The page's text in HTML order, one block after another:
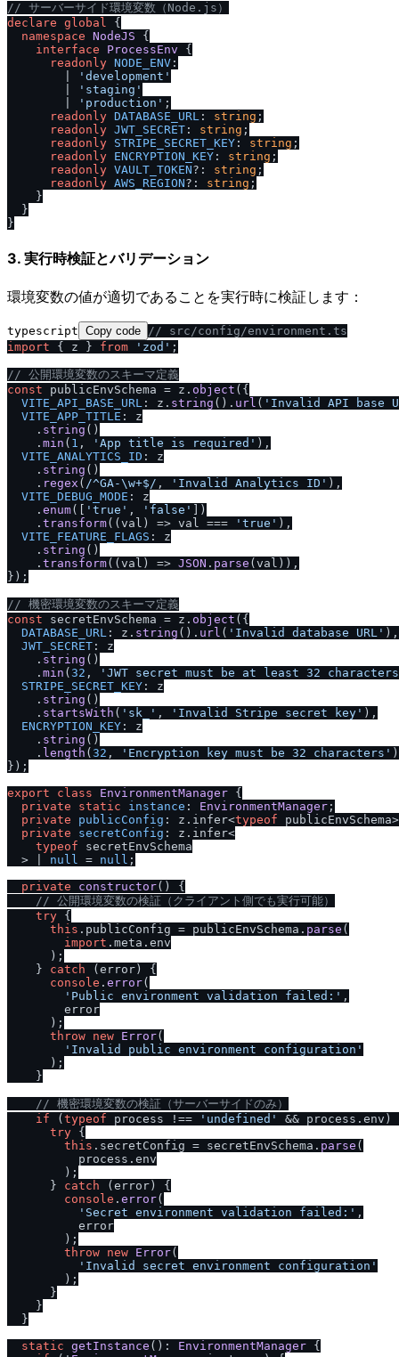
// サーバーサイド環境変数（Node.js）
declare global {
namespace NodeJS {
interface
ProcessEnv {
readonly NODE_ENV :
'development'
'staging'
'production' ;
readonly DATABASE_URL : string ;
readonly JWT_SECRET : string ;
readonly STRIPE_SECRET_KEY : string ;
readonly ENCRYPTION_KEY : string ;
readonly VAULT_TOKEN?: string ;
readonly AWS_REGION?: string ;
    }
  }
3. 実行時検証とバリデーション
環境変数の値が適切であることを実行時に検証します：
typescript Copy code / / src /config /environment.ts
import { z } from 'zod' ;
/ / 公開環境変数のスキーマ定義
const publicEnvSchema = z. object ({
VITE_API_BASE_URL : z. string (). url ( 'Invalid API base
VITE_APP_TITLE : z
    .
string ()
    .
min ( 1 , 'App title is required' ),
VITE_ANALYTICS_ID : z
    .
string ()
    .
regex ( /^GA-\w+$ / , 'Invalid Analytics ID' ),
VITE_DEBUG_MODE : z
    .
enum([ 'true' , 'false'
])
    .
transform( ( val ) => val === 'true' ),
VITE_FEATURE_FLAGS : z
    .
string ()
    .
transform( ( val ) => JSON . parse (val)),
});
/ / 機密環境変数のスキーマ定義
const secretEnvSchema = z. object ({
DATABASE_URL : z. string (). url ( 'Invalid database URL' ),
JWT_SECRET : z
    .
string ()
    .
min ( 32 ,
'JWT secret must be at least 32
STRIPE_SECRET_KEY : z
    .
string ()
    .
startsWith ( 'sk_' , 'Invalid Stripe secret key' ),
ENCRYPTION_KEY : z
    .
string ()
    .
length ( 32 , 'Encryption key must be 32 characters'
});
export
class EnvironmentManager {
private
static instance : EnvironmentManager ;
private
publicConfig : z. infer<typeof
private
secretConfig : z. infer<
typeof secretEnvSchema
  > |
null = null ;
private
constructor( ) {
/ / 公開環境変数の検証（クライアント側でも実行可能）
try {
this . publicConfig = publicEnvSchema. parse (
import . meta . env
      );
    }
catch (error) {
console . error(
'Public environment validation failed:' ,
        error
      );
throw new Error(
'Invalid public environment configuration'
      );
    }
/ / 機密環境変数の検証（サーバーサイドのみ）
if ( typeof process !== 'undefined' && process. env )
try {
this . secretConfig = secretEnvSchema. parse (
          process.
env
        );
      }
catch (error) {
console . error(
'Secret environment validation failed:' ,
          error
        );
throw new Error(
'Invalid secret environment configuration'
        );
      }
    }
  }
static getInstance (): EnvironmentManager {